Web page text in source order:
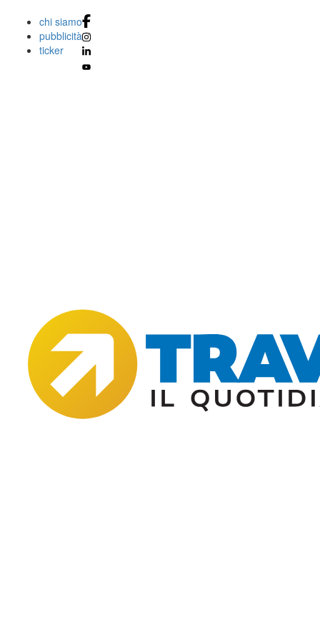
chi siamo
pubblicità
ticker